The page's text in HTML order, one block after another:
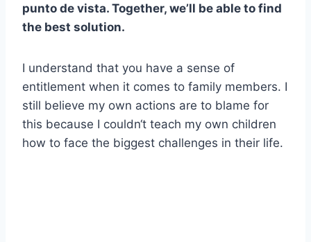
punto de vista. Together, we’ll be able to find
the best solution.
I understand that you have a sense of
entitlement when it comes to family members. I
still believe my own actions are to blame for
this because I couldn‘t teach my own children
how to face the biggest challenges in their life.